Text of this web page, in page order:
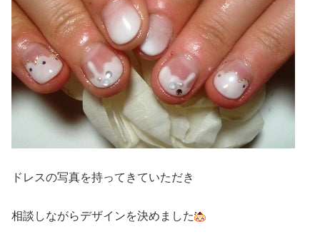
ドレスの写真を持ってきていただき
相談しながらデザインを決めました